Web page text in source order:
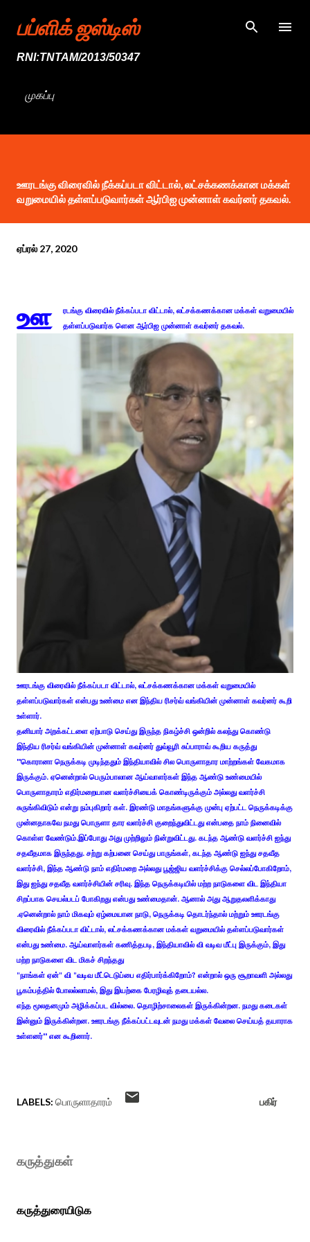
முதன்மை உள்ளடக்கத்திற்குச் செல்
பப்ளிக் ஜஸ்டிஸ்
RNI:TNTAM/2013/50347
முகப்பு
ஊரடங்கு விரைவில் நீக்கப்படா விட்டால், லட்சக்கணக்கான மக்கள்
வறுமையில் தள்ளப்படுவார்கள் ஆர்பிஐ முன்னாள் கவர்னர் தகவல்.
ஏப்ரல் 27, 2020
ஊ
ரடங்கு விரைவில் நீக்கப்படா விட்டால், லட்சக்கணக்கான மக்கள் வறுமையில்
தள்ளப்படுவார்க ளென ஆர்பிஐ முன்னாள் கவர்னர் தகவல்.
ஊரடங்கு விரைவில் நீக்கப்படா விட்டால், லட்சக்கணக்கான மக்கள் வறுமையில்
தள்ளப்படுவார்கள் என்பது உண்மை என இந்திய ரிசர்வ் வங்கியின் முன்னாள் கவர்னர் கூறி
உள்ளார்.
தனியார் அறக்கட்டளை ஏற்பாடு செய்து இருந்த நிகழ்ச்சி ஒன்றில் கலந்து கொண்டு
இந்திய ரிசர்வ் வங்கியின் முன்னாள் கவர்னர் துவ்வூரி சுப்பாராவ் கூறிய கருத்து
''கொரானா நெருக்கடி முடிந்ததும் இந்தியாவில் சில பொருளாதார மாற்றங்கள் வேகமாக
இருக்கும். ஏனென்றால் பெரும்பாலான ஆய்வாளர்கள் இந்த ஆண்டு உண்மையில்
பொருளாதாரம் எதிர்மறையான வளர்ச்சியைக் கொண்டிருக்கும் அல்லது வளர்ச்சி
சுருங்கிவிடும் என்று நம்புகிறார் கள். இரண்டு மாதங்களுக்கு முன்பு ஏற்பட்ட நெருக்கடிக்கு
முன்னதாகவே நமது பொருளா தார வளர்ச்சி குறைந்துவிட்டது என்பதை நாம் நினைவில்
கொள்ள வேண்டும்.இப்போது அது முற்றிலும் நின்றுவிட்டது. கடந்த ஆண்டு வளர்ச்சி ஐந்து
சதவீதமாக இருந்தது. சற்று கற்பனை செய்து பாருங்கள், கடந்த ஆண்டு ஐந்து சதவீத
வளர்ச்சி, இந்த ஆண்டு நாம் எதிர்மறை அல்லது பூஜ்ஜிய வளர்ச்சிக்கு செல்லப்போகிறோம்,
இது ஐந்து சதவீத வளர்ச்சியின் சரிவு. இந்த நெருக்கடியில் மற்ற நாடுகளை விட இந்தியா
சிறப்பாக செயல்படப் போகிறது என்பது உண்மைதான். ஆனால் அது ஆறுதலளிக்காது
.ஏனென்றால் நாம் மிகவும் ஏழ்மையான நாடு, நெருக்கடி தொடர்ந்தால் மற்றும் ஊரடங்கு
விரைவில் நீக்கப்படா விட்டால், லட்சக்கணக்கான மக்கள் வறுமையில் தள்ளப்படுவார்கள்
என்பது உண்மை. ஆய்வாளர்கள் கணித்தபடி, இந்தியாவில் வி வடிவ மீட்பு இருக்கும், இது
மற்ற நாடுகளை விட மிகச் சிறந்தது
"நாங்கள் ஏன்" வி "வடிவ மீட்டெடுப்பை எதிர்பார்க்கிறோம்? என்றால் ஒரு சூறாவளி அல்லது
பூகம்பத்தில் போலல்லாமல், இது இயற்கை பேரழிவுத் தடையல்ல.
எந்த மூலதனமும் அழிக்கப்பட வில்லை. தொழிற்சாலைகள் இருக்கின்றன. நமது கடைகள்
இன்னும் இருக்கின்றன. ஊரடங்கு நீக்கப்பட்டவுடன் நமது மக்கள் வேலை செய்யத் தயாராக
உள்ளனர்'' என கூறினார்.
LABELS: பொருளாதாரம் பகிர்
கருத்துகள்
கருத்துரையிடுக